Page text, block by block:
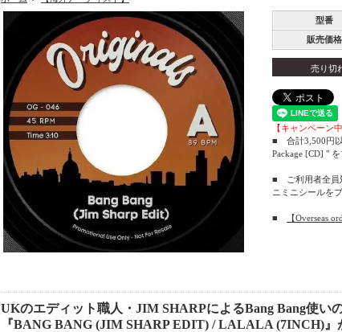
型番
販売価格
売り切
【キャンペーン中
■ 合計3,500円以
Package [CD] "
■ ご利用者全員
ニミニシールを
■ 【Overseas
UKのエディット職人・JIM SHARPによるBang Bang使い
『BANG BANG (JIM SHARP EDIT) / LALALA (7INCH)』